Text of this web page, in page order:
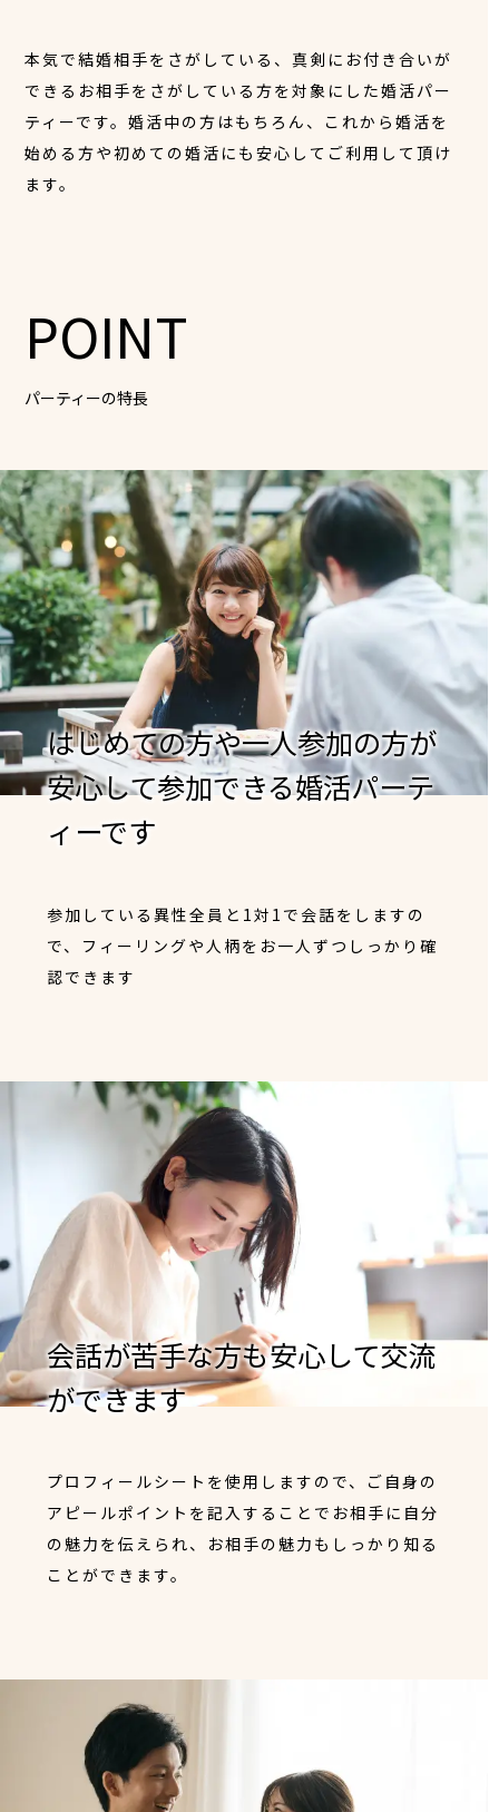
本気で結婚相手をさがしている、真剣にお付き合いが
できるお相手をさがしている方を対象にした婚活パー
ティーです。婚活中の方はもちろん、これから婚活を
始める方や初めての婚活にも安心してご利用して頂け
ます。
POINT
パーティーの特長
はじめての方や一人参加の方が
安心して参加できる婚活パーテ
ィーです
参加している異性全員と1対1で会話をしますの
で、フィーリングや人柄をお一人ずつしっかり確
認できます
会話が苦手な方も安心して交流
ができます
プロフィールシートを使用しますので、ご自身の
アピールポイントを記入することでお相手に自分
の魅力を伝えられ、お相手の魅力もしっかり知る
ことができます。